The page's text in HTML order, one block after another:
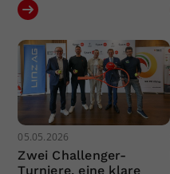
05.05.2026
Zwei Challenger-
Turniere, eine klare